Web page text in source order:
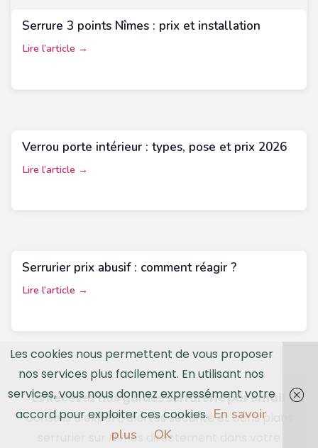
Serrure 3 points Nîmes : prix et installation
Lire l’article →
Verrou porte intérieur : types, pose et prix 2026
Lire l’article →
Serrurier prix abusif : comment réagir ?
Lire l’article →
💌 Recevez nos guides serrurerie par email
Conseils d’expert, alertes sécurité et bons plans
serrurier sur Nîmes directement dans votre
Les cookies nous permettent de vous proposer
nos services plus facilement. En utilisant nos
services, vous nous donnez expressément votre
accord pour exploiter ces cookies. En savoir
plus
OK